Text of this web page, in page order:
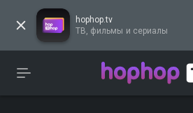
hophop.tv
ТВ, фильмы и сериалы